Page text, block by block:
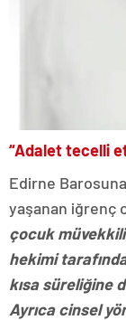
“Adalet tecelli
Edirne
yaşanan iğrenç
çocuk
hekimi
kısa süreliğine
Ayrıca cinsel